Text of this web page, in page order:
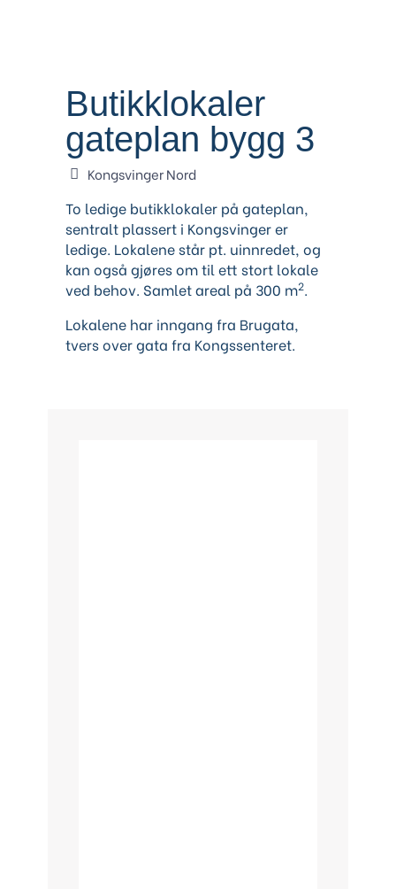
Butikklokaler
gateplan bygg 3
Kongsvinger Nord
To ledige butikklokaler på gateplan,
sentralt plassert i Kongsvinger er
ledige. Lokalene står pt. uinnredet, og
kan også gjøres om til ett stort lokale
ved behov. Samlet areal på 300 m2.
Lokalene har inngang fra Brugata,
tvers over gata fra Kongssenteret.